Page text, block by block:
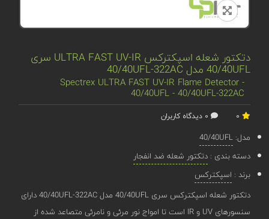
دتکتور شعله اسپکترکس ULTRA FAST UV-IR سری
40/40UFL مدل 40/40UFL-322AC
Spectrex ULTRA FAST UV-IR Flame Detector -
40/40UFL - 40/40UFL-322AC
مدل:40/40UFL
دسته بندی :دتکتور شعله ضد انفجار
برند : اسپکترکس
دتکتور شعله اسپکترکس سری 40/40UFL مدل 40/40UFL-322AC دارای
سنسورهای UV و IR است تا امواج نور مرئی و نامرئی متصاعد شده از